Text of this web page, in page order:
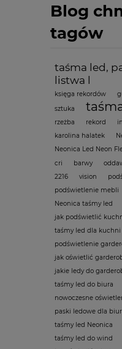
Blog
tagów
taśma led,
listwa l
księga rekordów
sztuka
rzeżba rekord
karolina halatek
Neonica Led Neon
cri
barwy
2216 vision
podświetlenie mebli
Neonica taśmy led
jak podświetlić
taśmy led dla kuchni
podświetlenie
jak oświetlić
jakie ledy do
taśmy led do biura
nowoczesne
paski ledowe dla
taśmy led Neonica
taśmy led do wind